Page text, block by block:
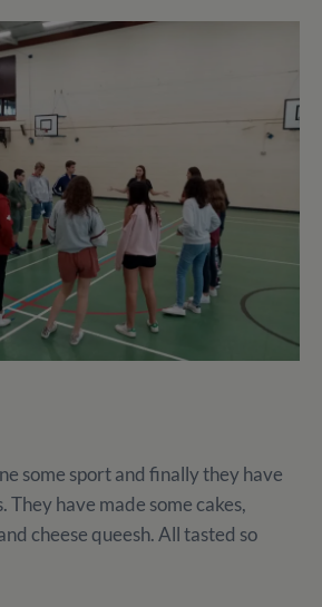
some sport and finally they have
They have made some cakes,
cheese queesh. All tasted so